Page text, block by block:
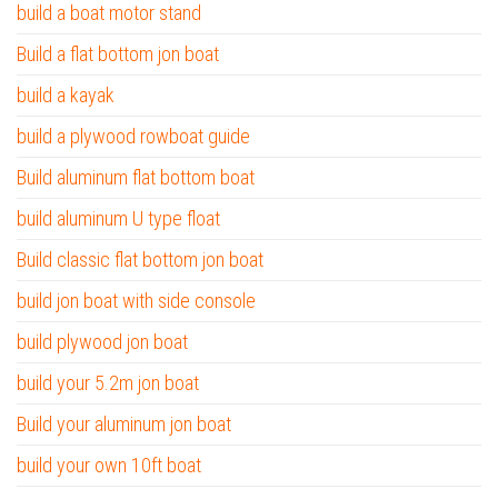
build a boat motor stand
Build a flat bottom jon boat
build a kayak
build a plywood rowboat guide
Build aluminum flat bottom boat
build aluminum U type float
Build classic flat bottom jon boat
build jon boat with side console
build plywood jon boat
build your 5.2m jon boat
Build your aluminum jon boat
build your own 10ft boat